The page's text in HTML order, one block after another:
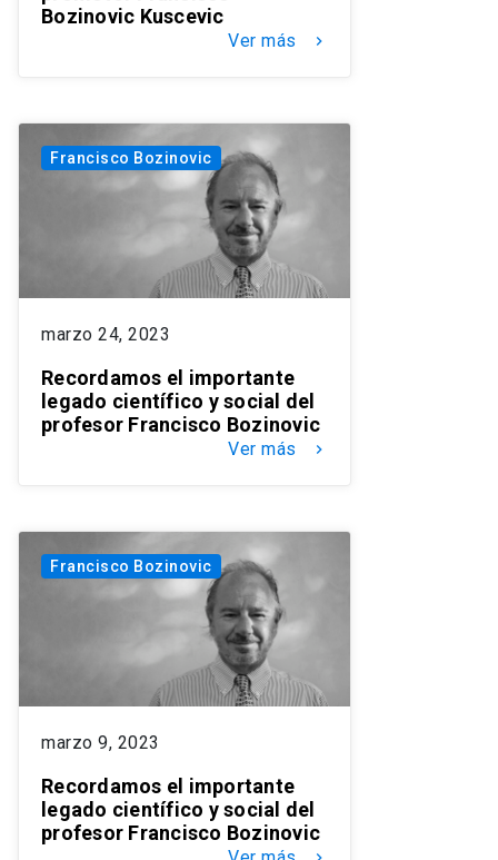
Bozinovic Kuscevic
Ver más keyboard_arrow_right
Francisco Bozinovic
marzo 24, 2023
Recordamos el importante
legado científico y social del
profesor Francisco Bozinovic
Ver más keyboard_arrow_right
Francisco Bozinovic
marzo 9, 2023
Recordamos el importante
legado científico y social del
profesor Francisco Bozinovic